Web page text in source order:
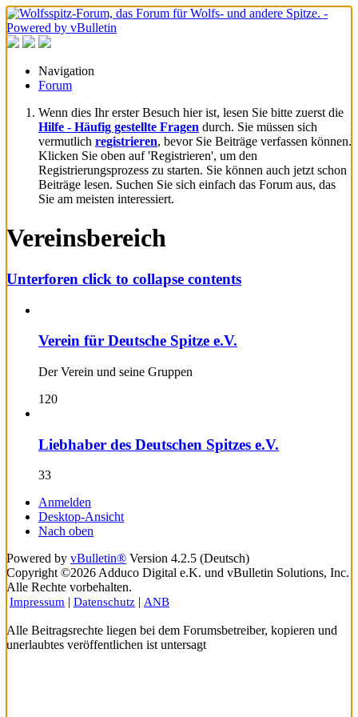
Navigation
Forum
Wenn dies Ihr erster Besuch hier ist, lesen Sie bitte zuerst die
Hilfe - Häufig gestellte Fragen durch. Sie müssen sich
vermutlich registrieren, bevor Sie Beiträge verfassen können.
Klicken Sie oben auf 'Registrieren', um den
Registrierungsprozess zu starten. Sie können auch jetzt schon
Beiträge lesen. Suchen Sie sich einfach das Forum aus, das
Sie am meisten interessiert.
Vereinsbereich
Unterforen click to collapse contents
Verein für Deutsche Spitze e.V.
Der Verein und seine Gruppen
120
Liebhaber des Deutschen Spitzes e.V.
33
Anmelden
Desktop-Ansicht
Nach oben
Powered by vBulletin® Version 4.2.5 (Deutsch)
Copyright ©2026 Adduco Digital e.K. und vBulletin Solutions, Inc.
Alle Rechte vorbehalten.
Impressum Datenschutz ANB
Alle Beitragsrechte liegen bei dem Forumsbetreiber, kopieren und
unerlaubtes veröffentlichen ist untersagt